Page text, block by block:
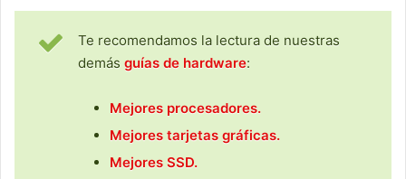
Te recomendamos la lectura de nuestras
demás guías de hardware:
Mejores procesadores.
Mejores tarjetas gráficas.
Mejores SSD.